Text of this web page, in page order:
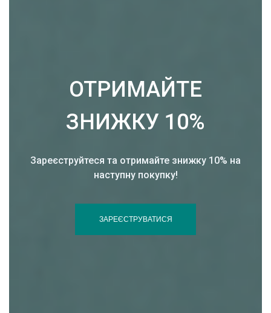
ОТРИМАЙТЕ
ЗНИЖКУ 10%
Зареєструйтеся та отримайте знижку 10% на
наступну покупку!
ЗАРЕЄСТРУВАТИСЯ